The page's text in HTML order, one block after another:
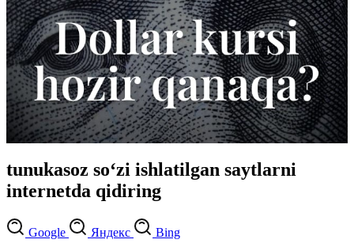
tunukasoz so‘zi ishlatilgan saytlarni
internetda qidiring
Google Яндекс Bing